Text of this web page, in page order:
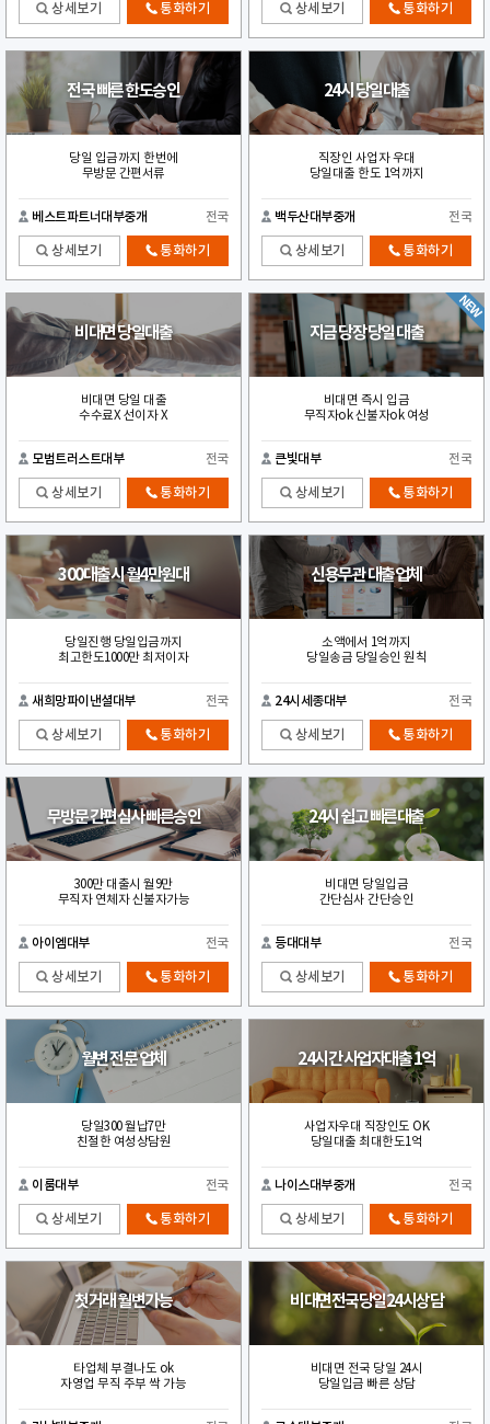
상세보기 통화하기 상세보기 통화하기
전국 빠른 한도승인
당일 입금까지 한번에
무방문 간편서류
베스트파트너대부중개 전국
상세보기 통화하기
24시 당일대출
직장인 사업자 우대
당일대출 한도 1억까지
백두산대부중개 전국
상세보기 통화하기
비대면 당일대출
비대면 당일 대출
수수료X 선이자 X
모범트러스트대부 전국
상세보기 통화하기
지금 당장 당일 대출
비대면 즉시 입금
무직자ok 신불자ok 여성
큰빛대부 전국
상세보기 통화하기
300대출시 월4만원대
당일진행 당일입금까지
최고한도1000만 최저이자
새희망파이낸셜대부 전국
상세보기 통화하기
신용무관 대출업체
소액에서 1억까지
당일송금 당일승인 원칙
24시세종대부 전국
상세보기 통화하기
무방문 간편심사 빠른승인
300만 대출시 월9만
무직자 연체자 신불자가능
아이엠대부 전국
상세보기 통화하기
24시 쉽고 빠른대출
비대면 당일입금
간단심사 간단승인
등대대부 전국
상세보기 통화하기
월변 전문 업체
당일300 월납7만
친절한 여성상담원
이룸대부 전국
상세보기 통화하기
24시간 사업자대출 1억
사업자우대 직장인도 OK
당일대출 최대한도1억
나이스대부중개 전국
상세보기 통화하기
첫거래 월변가능
타업체 부결나도 ok
자영업 무직 주부 싹 가능
비대면전국당일24시상담
비대면 전국 당일 24시
당일입금 빠른 상담